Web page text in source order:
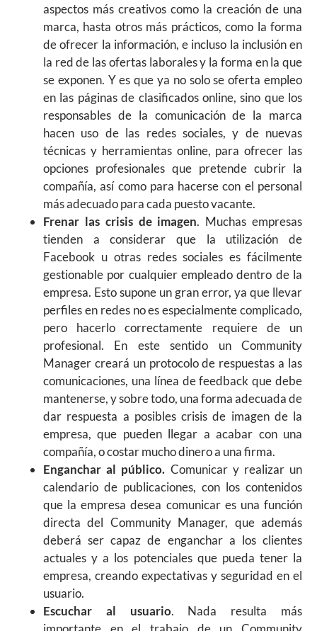
aspectos más creativos como la creación de una
marca, hasta otros más prácticos, como la forma
de ofrecer la información, e incluso la inclusión en
la red de las ofertas laborales y la forma en la que
se exponen. Y es que ya no solo se oferta empleo
en las páginas de clasificados online, sino que los
responsables de la comunicación de la marca
hacen uso de las redes sociales, y de nuevas
técnicas y herramientas online, para ofrecer las
opciones profesionales que pretende cubrir la
compañía, así como para hacerse con el personal
más adecuado para cada puesto vacante.
Frenar las crisis de imagen. Muchas empresas
tienden a considerar que la utilización de
Facebook u otras redes sociales es fácilmente
gestionable por cualquier empleado dentro de la
empresa. Esto supone un gran error, ya que llevar
perfiles en redes no es especialmente complicado,
pero hacerlo correctamente requiere de un
profesional. En este sentido un Community
Manager creará un protocolo de respuestas a las
comunicaciones, una línea de feedback que debe
mantenerse, y sobre todo, una forma adecuada de
dar respuesta a posibles crisis de imagen de la
empresa, que pueden llegar a acabar con una
compañía, o costar mucho dinero a una firma.
Enganchar al público. Comunicar y realizar un
calendario de publicaciones, con los contenidos
que la empresa desea comunicar es una función
directa del Community Manager, que además
deberá ser capaz de enganchar a los clientes
actuales y a los potenciales que pueda tener la
empresa, creando expectativas y seguridad en el
usuario.
Escuchar al usuario. Nada resulta más